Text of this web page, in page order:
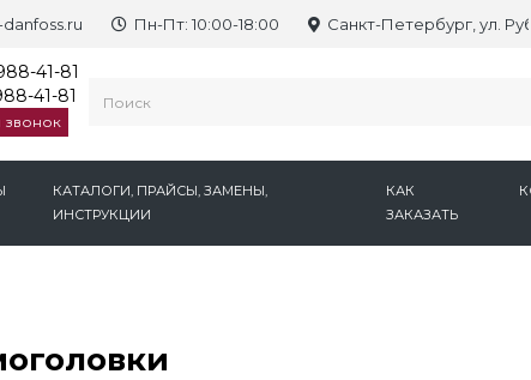
Пн-Пт: 10:00-18:00 Санкт-Петербург, ул.
41-81
41-81
КАТАЛОГИ, ПРАЙСЫ, ЗАМЕНЫ,
ИНСТРУКЦИИ
КАК
ЗАКАЗАТЬ